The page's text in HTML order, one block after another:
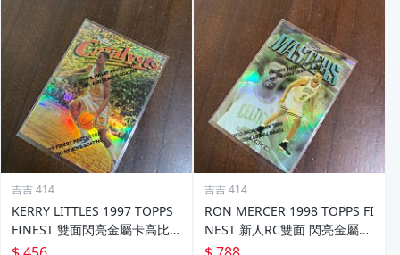
吉吉 414
KERRY LITTLES 1997 TOPPS
FINEST 雙面閃亮金屬卡高比 R
EF 限135/289 前後如圖
吉吉 414
RON MERCER 1998 TOPPS FI
NEST 新人RC雙面 閃亮金屬卡
REF 限002/1090 前後如圖